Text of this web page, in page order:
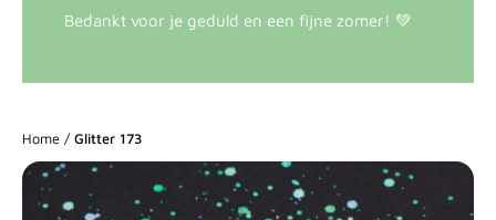
Bedankt voor je geduld en een fijne zomer! 💚
Home / Glitter 173